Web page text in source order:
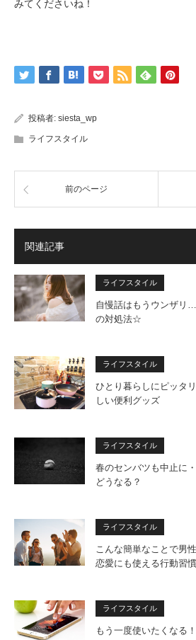
みてくださいね！
投稿者: siesta_wp
ライフスタイル
前のページ
関連記事
ライフスタイル
自慢話はもうウンザリ
の対処法☆
ライフスタイル
ひとり暮らしにピッタ
しい便利グッズ
ライフスタイル
春のセンバツも中止に
どうなる？
ライフスタイル
こんな簡単なことで男
恋愛にも使える行動習慣
ライフスタイル
もう一度使いたくなる